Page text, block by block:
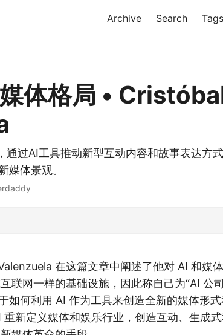
Archive Search Tags
体格局 •
过AI工具推动新型互动内容和故事表达方
媒体景观。
在这篇文章中阐述了他对 AI 和媒
联网一样的基础设施，因此称自己为“AI 公
如何利用 AI 作为工具来创造全新的媒体形式
新定义媒体和娱乐行业，创造互动、生成式